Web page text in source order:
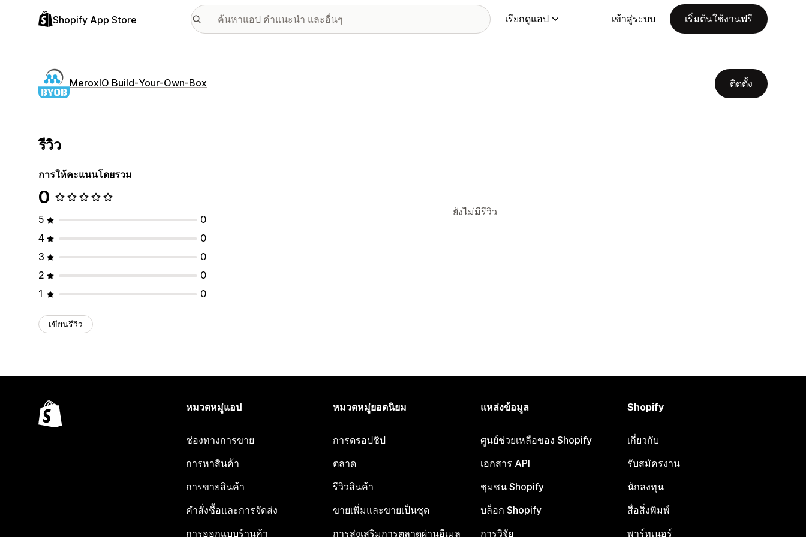
Shopify App Store เรียกดูแอป เข้าสู่ระบบ เริ่มต้นใช้งานฟรี
MeroxIO Build‑Your‑Own‑Box ติดตั้ง
รีวิว
การให้คะแนนโดยรวม
0
5
0
4
0
3
0
2
0
1
0
เขียนรีวิว
ยังไม่มีรีวิว
หมวดหมู่แอป
ช่องทางการขาย
การหาสินค้า
การขายสินค้า
คำสั่งซื้อและการจัดส่ง
การออกแบบร้านค้า
หมวดหมู่ยอดนิยม
การดรอปชิป
ตลาด
รีวิวสินค้า
ขายเพิ่มและขายเป็นชุด
การส่งเสริมการตลาดผ่านอีเมล
แหล่งข้อมูล
ศูนย์ช่วยเหลือของ Shopify
เอกสาร API
ชุมชน Shopify
บล็อก Shopify
การวิจัย
Shopify
เกี่ยวกับ
รับสมัครงาน
นักลงทุน
สื่อสิ่งพิมพ์
พาร์ทเนอร์